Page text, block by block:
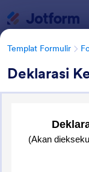
Templat Formulir
Deklarasi
Templat Formulir
Formulir
Kategori Templat